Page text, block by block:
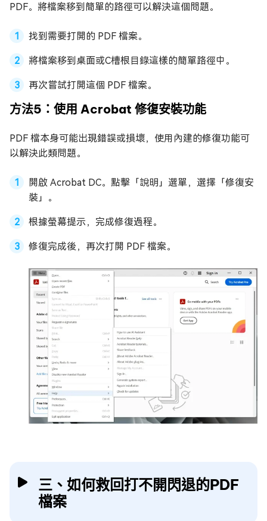
PDF。將檔案移到簡單的路徑可以解決這個問題。
找到需要打開的 PDF 檔案。
將檔案移到桌面或C槽根目錄這樣的簡單路徑中。
再次嘗試打開這個 PDF 檔案。
方法5：使用 Acrobat 修復安裝功能
PDF 檔本身可能出現錯誤或損壞，使用內建的修復功能可
以解決此類問題。
開啟 Acrobat DC。點擊「說明」選單，選擇「修復安
裝」。
根據螢幕提示，完成修復過程。
修復完成後，再次打開 PDF 檔案。
三、如何救回打不開閃退的PDF
檔案